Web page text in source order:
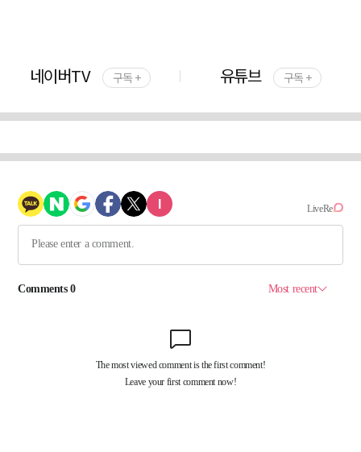
네이버TV 구독 + 유튜브 구독 +